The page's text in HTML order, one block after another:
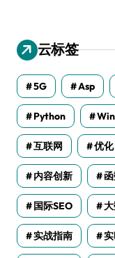
云标签
5G Asp
Python
互联网 优化
内容创新
国际SEO
实战指南